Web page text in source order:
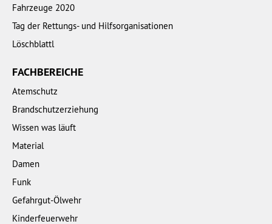
Fahrzeuge 2020
Tag der Rettungs- und Hilfsorganisationen
Löschblattl
FACHBEREICHE
Atemschutz
Brandschutzerziehung
Wissen was läuft
Material
Damen
Funk
Gefahrgut-Ölwehr
Kinderfeuerwehr